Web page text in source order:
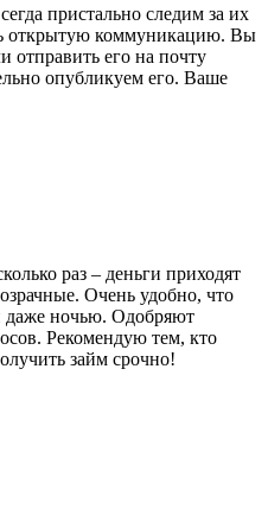
пристально следим за их
открытую коммуникацию. Вы
отправить его на почту
опубликуем его. Ваше
раз – деньги приходят
Очень удобно, что
даже ночью. Одобряют
Рекомендую тем, кто
займ срочно!